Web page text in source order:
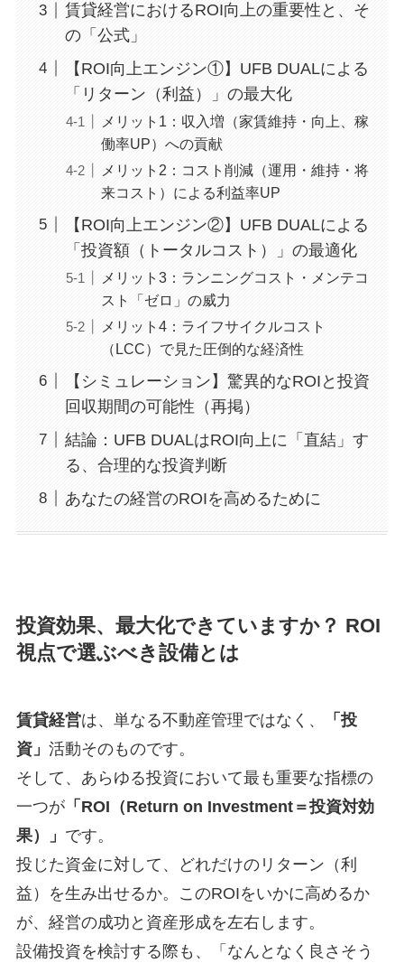
賃貸経営におけるROI向上の重要性と、そ
の「公式」
【ROI向上エンジン①】UFB DUALによる
「リターン（利益）」の最大化
メリット1：収入増（家賃維持・向上、稼
働率UP）への貢献
メリット2：コスト削減（運用・維持・将
来コスト）による利益率UP
【ROI向上エンジン②】UFB DUALによる
「投資額（トータルコスト）」の最適化
メリット3：ランニングコスト・メンテコ
スト「ゼロ」の威力
メリット4：ライフサイクルコスト
（LCC）で見た圧倒的な経済性
【シミュレーション】驚異的なROIと投資
回収期間の可能性（再掲）
結論：UFB DUALはROI向上に「直結」す
る、合理的な投資判断
あなたの経営のROIを高めるために
投資効果、最大化できていますか？ ROI
視点で選ぶべき設備とは
賃貸経営は、単なる不動産管理ではなく、
「投
資」 活動そのものです。
そして、あらゆる投資において最も重要な指標の
一つが「ROI（Return on Investment＝投資対効
果）」 です。
投じた資金に対して、どれだけのリターン（利
益）を生み出せるか。このROIをいかに高めるか
が、経営の成功と資産形成を左右します。
設備投資を検討する際も、「なんとなく良さそう